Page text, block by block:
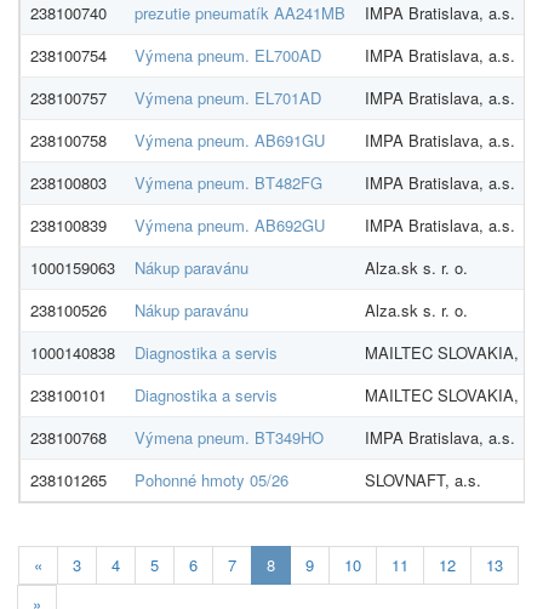
238100740
prezutie pneumatík AA241MB
IMPA Bratislava, a.s.
238100754
Výmena pneum. EL700AD
IMPA Bratislava, a.s.
238100757
Výmena pneum. EL701AD
IMPA Bratislava, a.s.
238100758
Výmena pneum. AB691GU
IMPA Bratislava, a.s.
238100803
Výmena pneum. BT482FG
IMPA Bratislava, a.s.
238100839
Výmena pneum. AB692GU
IMPA Bratislava, a.s.
1000159063
Nákup paravánu
Alza.sk s. r. o.
238100526
Nákup paravánu
Alza.sk s. r. o.
1000140838
Diagnostika a servis
MAILTEC SLOVAKIA,
238100101
Diagnostika a servis
MAILTEC SLOVAKIA,
238100768
Výmena pneum. BT349HO
IMPA Bratislava, a.s.
238101265
Pohonné hmoty 05/26 SLOVNAFT, a.s.
« 3 4 5 6 7 8Aktualna-
stranka
9 10 11 12
13
»